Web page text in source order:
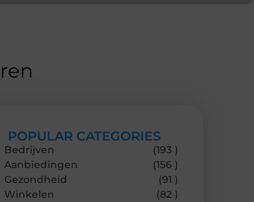
POPULAR CATEGORIES
Bedrijven
(193 )
Aanbiedingen
(156 )
Gezondheid
(91 )
Winkelen
(82 )